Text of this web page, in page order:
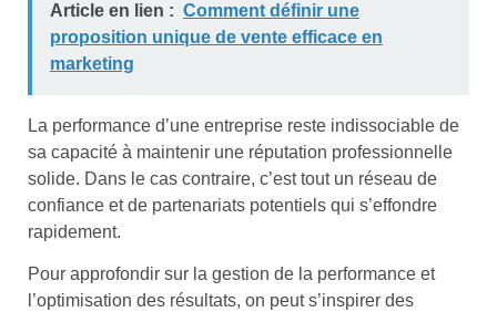
Article en lien : Comment définir une
proposition unique de vente efficace en
marketing
La performance d’une entreprise reste indissociable de
sa capacité à maintenir une réputation professionnelle
solide. Dans le cas contraire, c’est tout un réseau de
confiance et de partenariats potentiels qui s’effondre
rapidement.
Pour approfondir sur la gestion de la performance et
l’optimisation des résultats, on peut s’inspirer des